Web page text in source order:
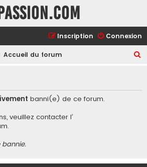
Connexion
Inscription
Accueil du forum
h
banni(e) de ce forum.
veuillez contacter l’
.
bannie.